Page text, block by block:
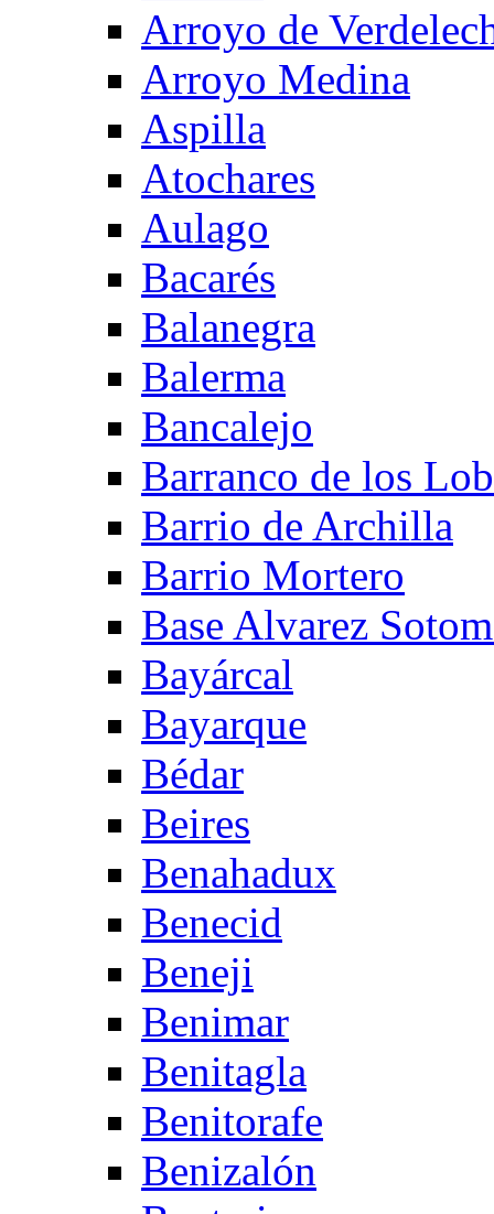
Arroyo de
Arroyo Medina
Aspilla
Atochares
Aulago
Bacarés
Balanegra
Balerma
Bancalejo
Barranco de los
Barrio de Archilla
Barrio Mortero
Base Alvarez
Bayárcal
Bayarque
Bédar
Beires
Benahadux
Benecid
Beneji
Benimar
Benitagla
Benitorafe
Benizalón